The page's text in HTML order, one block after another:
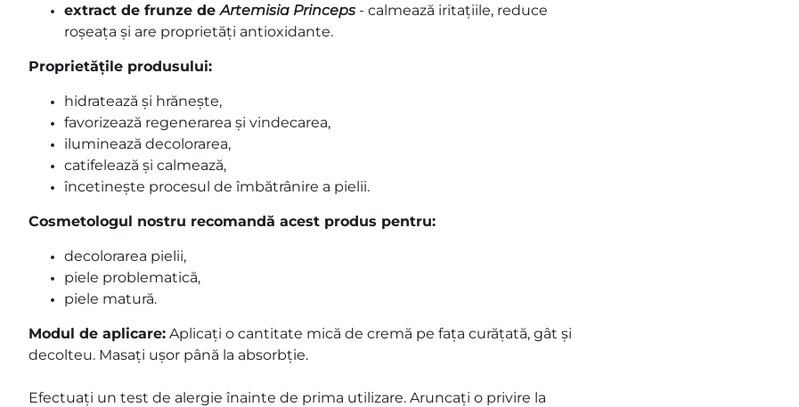
extract de frunze deArtemisia Princeps - calmează iritațiile, reduce
roșeața și are proprietăți antioxidante.
Proprietățile produsului:
hidratează și hrănește,
favorizează regenerarea și vindecarea,
iluminează decolorarea,
catifelează și calmează,
încetinește procesul de îmbătrânire a pielii.
Cosmetologul nostru recomandă acest produs pentru:
decolorarea pielii,
piele problematică,
piele matură.
Modul de aplicare: Aplicați o cantitate mică de cremă pe fața curățată, gât și
decolteu. Masați ușor până la absorbție.
Efectuați un test de alergie înainte de prima utilizare. Aruncați o privire la